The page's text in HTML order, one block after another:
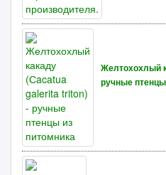
Желтохохлый
ручные